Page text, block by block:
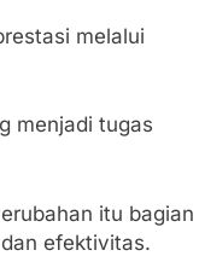
melalui
menjadi tugas
itu bagian
efektivitas.